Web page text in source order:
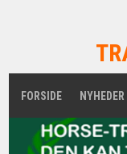
FORSIDE NYHEDER